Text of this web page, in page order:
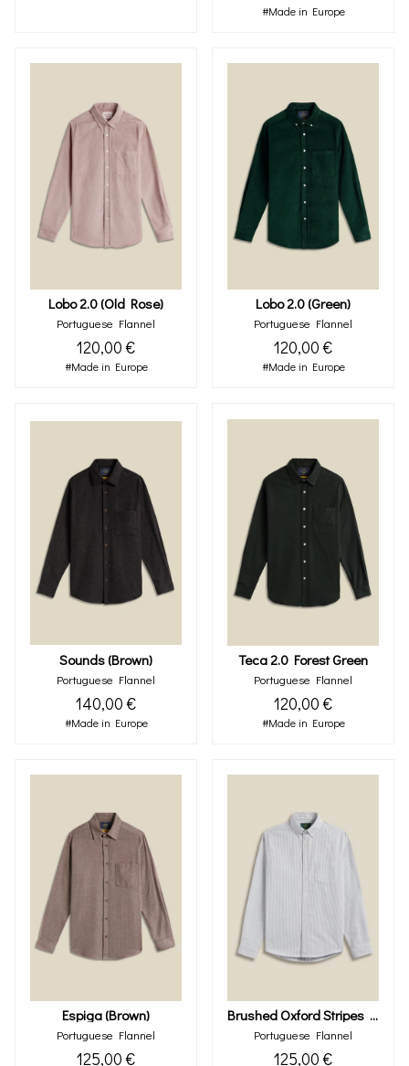
#Made in Europe
Lobo 2.0 (old Rose)
Portuguese Flannel
120,00 €
#Made in Europe
Lobo 2.0 (green)
Portuguese Flannel
120,00 €
#Made in Europe
Sounds (brown)
Portuguese Flannel
140,00 €
#Made in Europe
Teca 2.0 Forest Green
Portuguese Flannel
120,00 €
#Made in Europe
Espiga (brown)
Portuguese Flannel
125,00 €
Brushed Oxford Stripes Moss Green
Portuguese Flannel
125,00 €